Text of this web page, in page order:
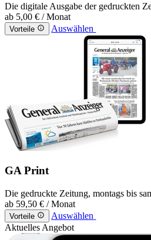
Die digitale Ausgabe der gedruckten
ab 5,00 € / Monat
Vorteile Auswählen
GA Print
Die gedruckte Zeitung, montags bis
ab 59,50 € / Monat
Vorteile
Auswählen
Aktuelles Angebot